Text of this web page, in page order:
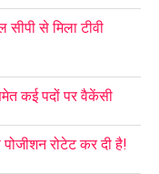
से मिला टीवी
कई पदों पर वैकेंसी
रोटेट कर दी है!